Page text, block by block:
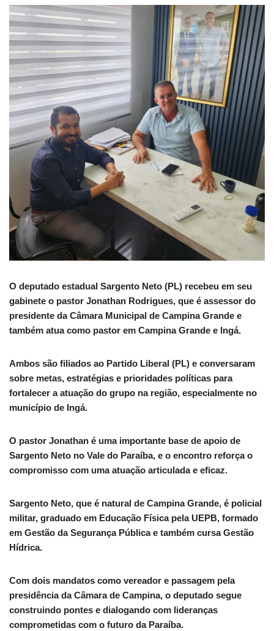
O deputado estadual Sargento Neto (PL) recebeu em seu
gabinete o pastor Jonathan Rodrigues, que é assessor do
presidente da Câmara Municipal de Campina Grande e
também atua como pastor em Campina Grande e Ingá.
Ambos são filiados ao Partido Liberal (PL) e conversaram
sobre metas, estratégias e prioridades políticas para
fortalecer a atuação do grupo na região, especialmente no
município de Ingá.
O pastor Jonathan é uma importante base de apoio de
Sargento Neto no Vale do Paraíba, e o encontro reforça o
compromisso com uma atuação articulada e eficaz.
Sargento Neto, que é natural de Campina Grande, é policial
militar, graduado em Educação Física pela UEPB, formado
em Gestão da Segurança Pública e também cursa Gestão
Hídrica.
Com dois mandatos como vereador e passagem pela
presidência da Câmara de Campina, o deputado segue
construindo pontes e dialogando com lideranças
comprometidas com o futuro da Paraíba.